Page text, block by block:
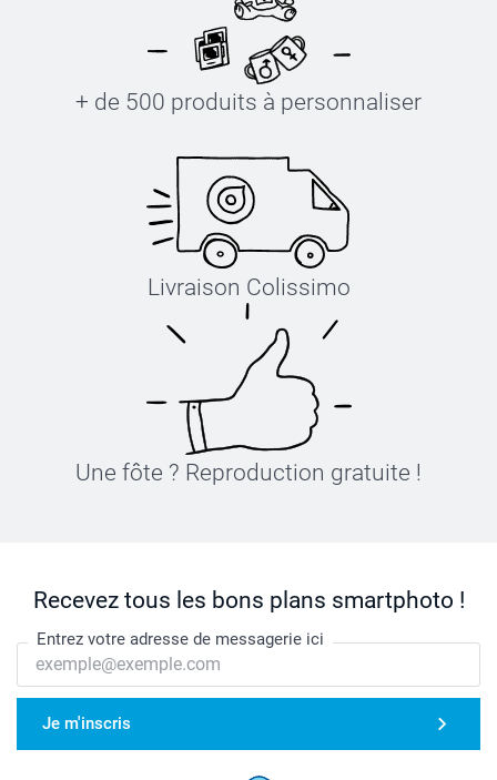
+ de 500 produits à personnaliser
Livraison Colissimo
Une fôte ? Reproduction gratuite !
Recevez tous les bons plans smartphoto !
Entrez votre adresse de messagerie ici
Je m'inscris